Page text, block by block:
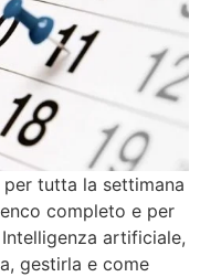
tutta la settimana
completo e per
Intelligenza artificiale,
gestirla e come